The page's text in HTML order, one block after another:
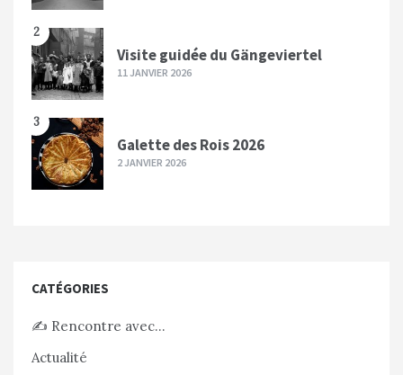
2
Visite guidée du Gängeviertel
11 JANVIER 2026
3
Galette des Rois 2026
2 JANVIER 2026
CATÉGORIES
✍️ Rencontre avec…
Actualité